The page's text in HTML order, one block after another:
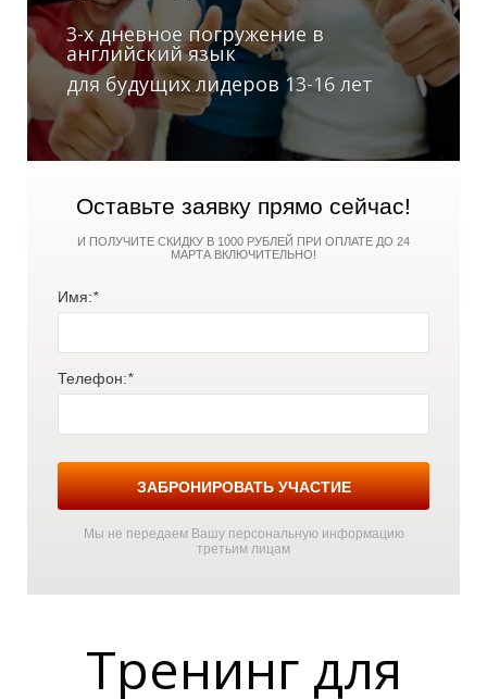
Е
М
Т
3-х дневное погружение в
английский язык
для будущих лидеров 13-16 лет
Оставьте заявку прямо сейчас!
И ПОЛУЧИТЕ СКИДКУ В 1000 РУБЛЕЙ ПРИ ОПЛАТЕ ДО 24
МАРТА ВКЛЮЧИТЕЛЬНО!
Имя:*
Телефон:*
ЗАБРОНИРОВАТЬ УЧАСТИЕ
Мы не передаем Вашу персональную информацию
третьим лицам
Тренинг для